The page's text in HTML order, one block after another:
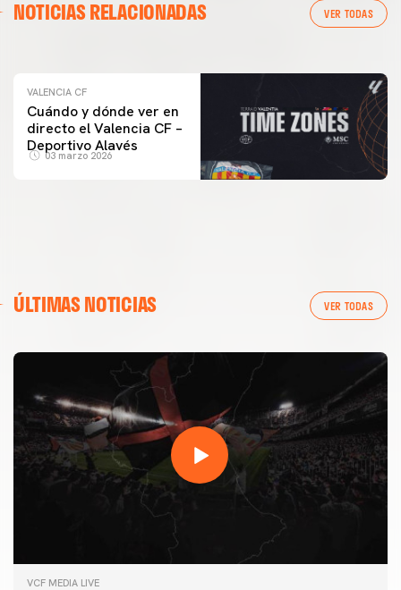
NOTICIAS RELACIONADAS VER TODAS
ENTRENAMIENTO DEL VALENCIA CF 04/03/26
VALENCIA CF
Cuándo y dónde ver en
directo el Valencia CF –
Deportivo Alavés
03 marzo 2026
ÚLTIMAS NOTICIAS VER TODAS
VCF MEDIA LIVE